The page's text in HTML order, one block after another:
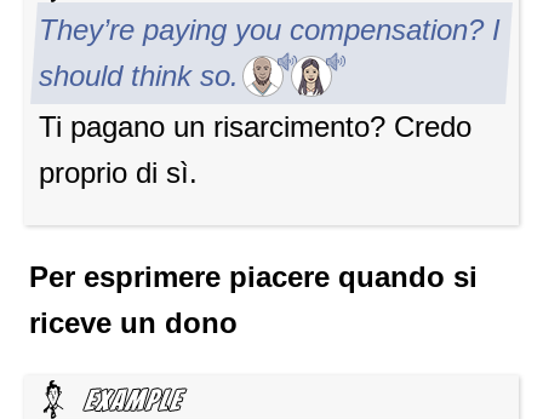
They’re paying you compensation? I
should think so.
Ti pagano un risarcimento? Credo
proprio di sì.
Per esprimere piacere quando si
riceve un dono